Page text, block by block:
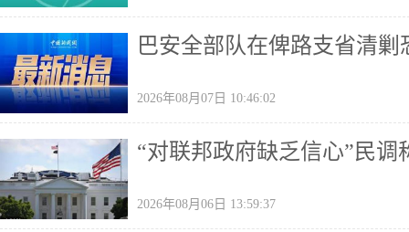
巴安全部队在俾路支省清
2026年08月07日 10:46:02
“对联邦政府缺乏信心”民
2026年08月06日 13:59:37